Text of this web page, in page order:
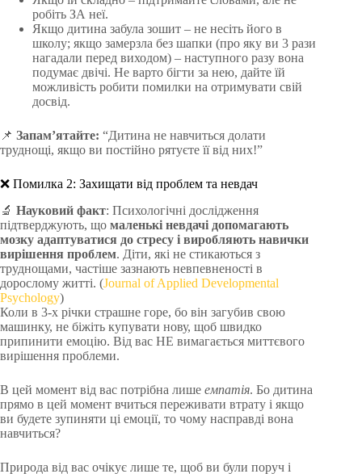
робіть ЗА неї.
Якщо дитина забула зошит – не несіть його в
школу; якщо замерзла без шапки (про яку ви 3 рази
нагадали перед виходом) – наступного разу вона
подумає двічі. Не варто бігти за нею, дайте їй
можливість робити помилки на отримувати свій
досвід.
📌 Запам’ятайте: “Дитина не навчиться долати
труднощі, якщо ви постійно рятуєте її від них!”
❌ Помилка 2: Захищати від проблем та невдач
🔬 Науковий факт: Психологічні дослідження
підтверджують, що маленькі невдачі допомагають
мозку адаптуватися до стресу і виробляють навички
вирішення проблем. Діти, які не стикаються з
труднощами, частіше зазнають невпевненості в
дорослому житті. (Journal of Applied Developmental
Psychology)
Коли в 3-х річки страшне горе, бо він загубив свою
машинку, не біжіть купувати нову, щоб швидко
припинити емоцію. Від вас НЕ вимагається миттєвого
вирішення проблеми.
В цей момент від вас потрібна лише емпатія. Бо дитина
прямо в цей момент вчиться переживати втрату і якщо
ви будете зупиняти ці емоції, то чому насправді вона
навчиться?
Природа від вас очікує лише те, щоб ви були поруч і